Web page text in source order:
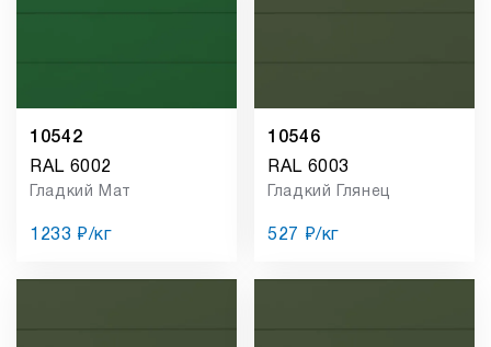
10542
RAL 6002
Гладкий Мат
1233 ₽/кг
10546
RAL 6003
Гладкий Глянец
527 ₽/кг